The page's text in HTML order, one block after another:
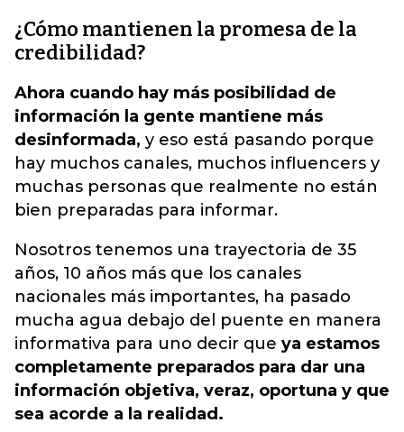
¿Cómo mantienen la promesa de la
credibilidad?
Ahora cuando hay más posibilidad de
información la gente mantiene más
desinformada, y eso está pasando porque
hay muchos canales, muchos influencers y
muchas personas que realmente no están
bien preparadas para informar.
Nosotros tenemos una trayectoria de 35
años, 10 años más que los canales
nacionales más importantes, ha pasado
mucha agua debajo del puente en manera
informativa para uno decir que ya estamos
completamente preparados para dar una
información objetiva, veraz, oportuna y que
sea acorde a la realidad.